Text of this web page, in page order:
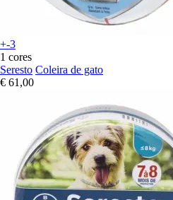
+-3
1 cores
Seresto Coleira de gato
€ 61,00